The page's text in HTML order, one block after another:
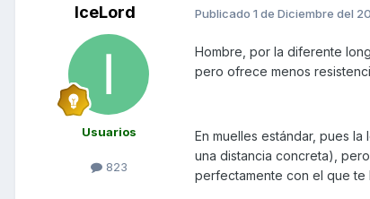
IceLord
Usuarios
823
Publicado 1 de Diciembre del
Hombre, por la diferente
pero ofrece menos
En muelles estándar, pues
una distancia concreta),
perfectamente con el que te